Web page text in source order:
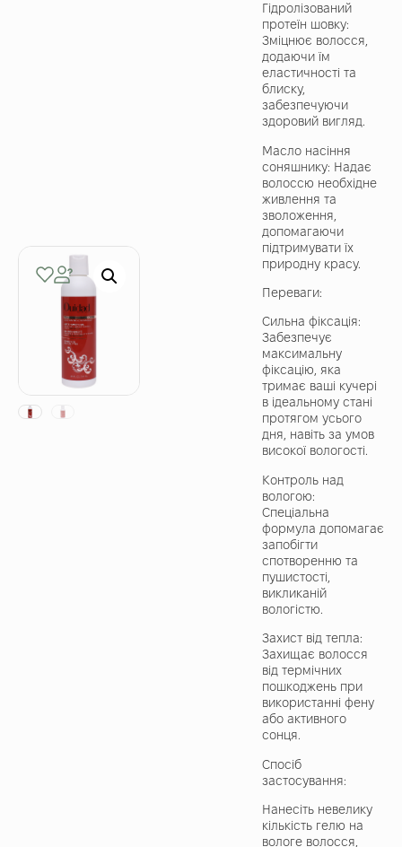
Гідролізований
протеїн шовку:
Зміцнює волосся,
додаючи їм
еластичності та
блиску,
забезпечуючи
здоровий вигляд.
Масло насіння
соняшнику: Надає
волоссю необхідне
живлення та
зволоження,
допомагаючи
підтримувати їх
природну красу.
Переваги:
Сильна фіксація:
Забезпечує
максимальну
фіксацію, яка
тримає ваші кучері
в ідеальному стані
протягом усього
дня, навіть за умов
високої вологості.
Контроль над
вологою:
Спеціальна
формула допомагає
запобігти
спотворенню та
пушистості,
викликаній
вологістю.
Захист від тепла:
Захищає волосся
від термічних
пошкоджень при
використанні фену
або активного
сонця.
Спосіб
застосування:
Нанесіть невелику
кількість гелю на
вологе волосся,